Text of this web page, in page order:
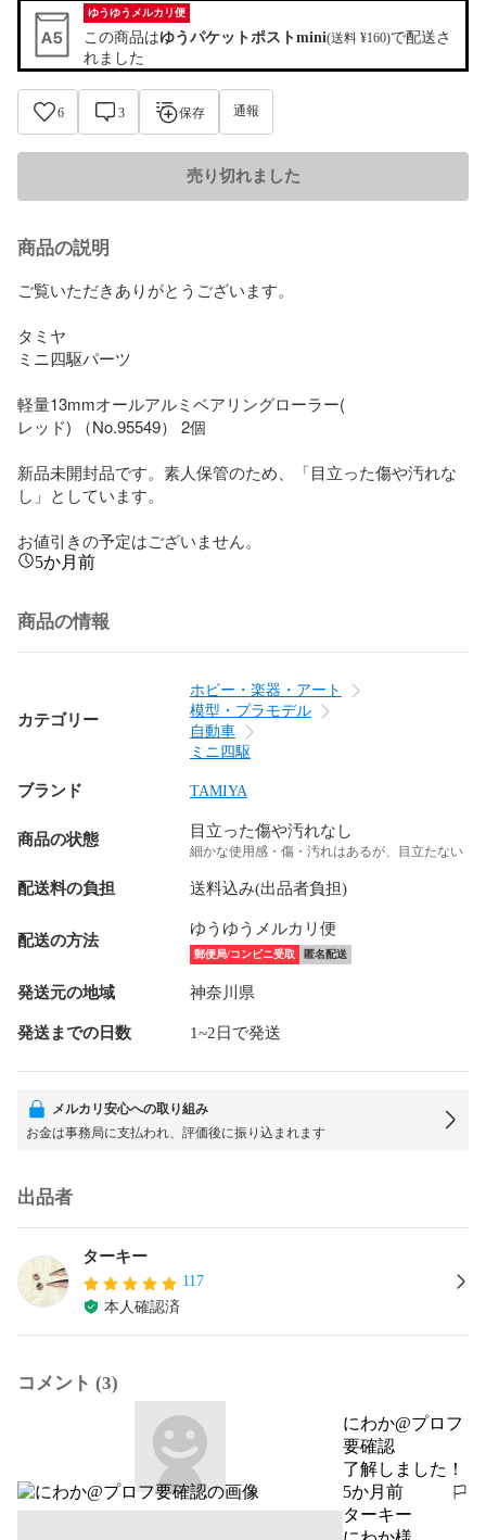
ゆうゆうメルカリ便
この商品はゆうパケットポストmini(送料 ¥160)で配送さ
れました
6 3 保存 通報
売り切れました
商品の説明
ご覧いただきありがとうございます。
タミヤ
ミニ四駆パーツ
軽量13mmオールアルミベアリングローラー(
レッド) （No.95549） 2個
新品未開封品です。素人保管のため、「目立った傷や汚れな
し」としています。
お値引きの予定はございません。
5か月前
商品の情報
カテゴリー
ホビー・楽器・アート
模型・プラモデル
自動車
ミニ四駆
ブランド TAMIYA
商品の状態 目立った傷や汚れなし
細かな使用感・傷・汚れはあるが、目立たない
配送料の負担 送料込み(出品者負担)
配送の方法
ゆうゆうメルカリ便
郵便局/コンビニ受取 匿名配送
発送元の地域 神奈川県
発送までの日数 1~2日で発送
メルカリ安心への取り組み
お金は事務局に支払われ、評価後に振り込まれます
出品者
ターキー
117
本人確認済
コメント (3)
にわか@プロフ
要確認
了解しました！
5か月前
報告する
ターキー